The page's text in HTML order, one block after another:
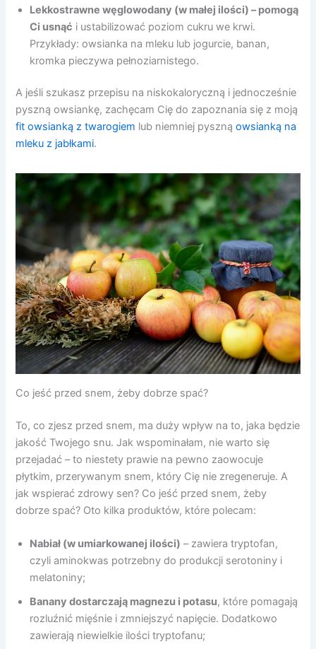
Lekkostrawne węglowodany (w małej ilości) – pomogą
Ci usnąć i ustabilizować poziom cukru we krwi.
Przykłady: owsianka na mleku lub jogurcie, banan,
kromka pieczywa pełnoziarnistego.
A jeśli szukasz przepisu na niskokaloryczną i jednocześnie
pyszną owsiankę, zachęcam Cię do zapoznania się z moją
fit owsianką z twarogiem lub niemniej pysznąowsianką na
mleku z jabłkami.
Co jeść przed snem, żeby dobrze spać?
To, co zjesz przed snem, ma duży wpływ na to, jaka będzie
jakość Twojego snu. Jak wspominałam, nie warto się
przejadać – to niestety prawie na pewno zaowocuje
płytkim, przerywanym snem, który Cię nie zregeneruje. A
jak wspierać zdrowy sen? Co jeść przed snem, żeby
dobrze spać? Oto kilka produktów, które polecam:
Nabiał (w umiarkowanej ilości) – zawiera tryptofan,
czyli aminokwas potrzebny do produkcji serotoniny i
melatoniny;
Banany dostarczają magnezu i potasu, które pomagają
rozluźnić mięśnie i zmniejszyć napięcie. Dodatkowo
zawierają niewielkie ilości tryptofanu;